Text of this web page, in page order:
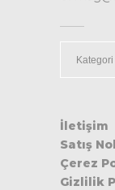
İletişim
Satış
Çerez
Gizlilik